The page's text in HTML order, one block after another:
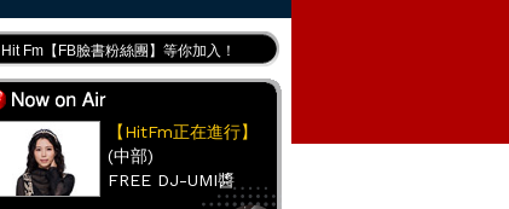
Hit Fm【FB臉書粉絲團】等你加入！
最專業《DJ推薦》好音樂千萬別錯過！
好康報報 最新優惠訊息都在這！
Hit Fm的【IG】新鮮又好玩快加入！
【HitFm正在進行】
(中部)
FREE DJ-UMI醬